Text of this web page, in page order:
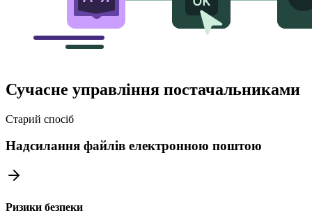
Сучасне управління постачальниками
Старий спосіб
Надсилання файлів електронною поштою
Ризики безпеки